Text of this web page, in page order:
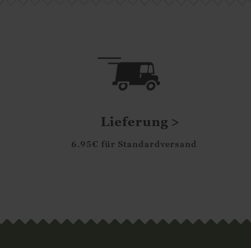
Lieferung
6.95€ für Standardversand